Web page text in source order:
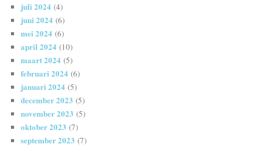
juli 2024 (4)
juni 2024 (6)
mei 2024 (6)
april 2024 (10)
maart 2024 (5)
februari 2024 (6)
januari 2024 (5)
december 2023 (5)
november 2023 (5)
oktober 2023 (7)
september 2023 (7)